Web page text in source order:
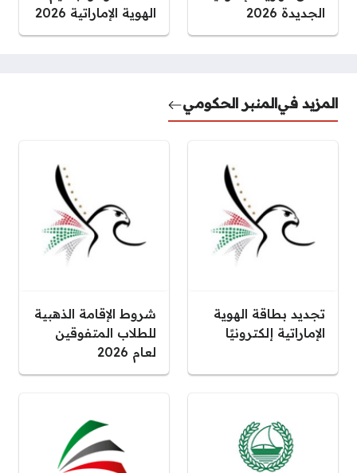
الجديدة 2026
الهوية الإماراتية 2026
المزيد فيالمنبر الحكومي
تجديد بطاقة الهوية
الإماراتية إلكترونيًا
شروط الإقامة الذهبية
للطلاب المتفوقين
لعام 2026